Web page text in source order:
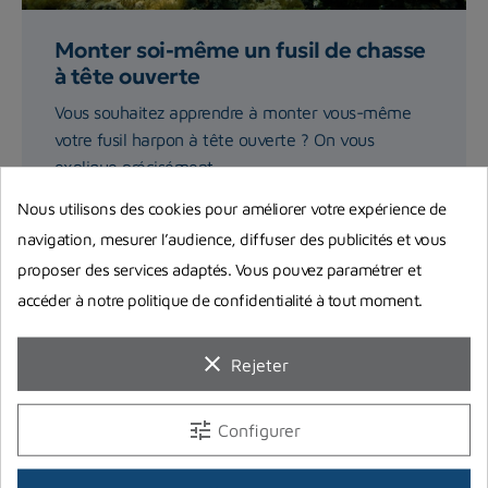
Monter soi-même un fusil de chasse
à tête ouverte
Vous souhaitez apprendre à monter vous-même
votre fusil harpon à tête ouverte ? On vous
explique précisément...
Lire la suite
Nous utilisons des cookies pour améliorer votre expérience de
navigation, mesurer l’audience, diffuser des publicités et vous
proposer des services adaptés. Vous pouvez paramétrer et
accéder à notre politique de confidentialité à tout moment.
clear Rejeter
tune Configurer